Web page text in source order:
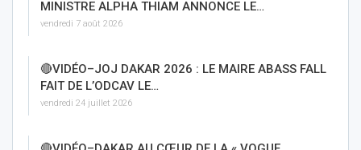
MINISTRE ALPHA THIAM ANNONCE LE…
vendredi 7 août 2026
🔴VIDÉO–JOJ DAKAR 2026 : LE MAIRE ABASS FALL
FAIT DE L’ODCAV LE…
vendredi 24 juillet 2026